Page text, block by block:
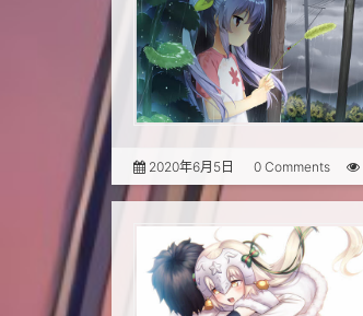
2020年6月5日 0 Comments